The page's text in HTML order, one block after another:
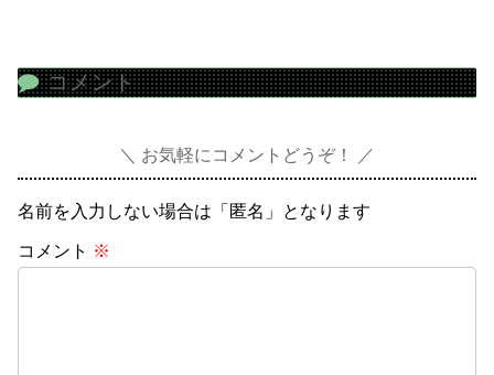
コメント
お気軽にコメントどうぞ！
名前を入力しない場合は「匿名」となります
コメント ※